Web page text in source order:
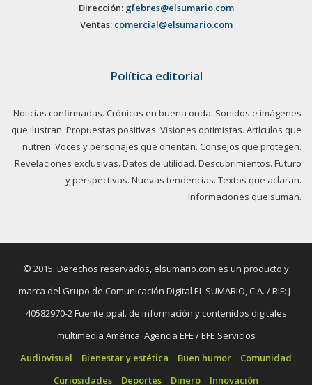
Dirección: gfebres@elsumario.com
Ventas: comercial@elsumario.com
Política editorial
Noticias confirmadas. Crónicas en buena onda. Sonidos e imágenes
que ilustran. Propuestas positivas. Visiones optimistas. Artículos que
nutren. Voces y personajes que orientan. Consejos que protegen.
Revelaciones exclusivas. Datos de utilidad. Descubrimientos. Futuro
y perspectivas. Nuevas tendencias. Textos que aclaran.
Informaciones que suman.
© 2015. Derechos reservados, elsumario.com es un producto y
marca del Grupo de Comunicación Digital EL SUMARIO, C.A. / RIF: J-
40582970-2 Fuente ppal. de información y contenidos digitales
multimedia América: Agencia EFE / EFE Servicios
Audiovisual
Bienestar y estética Buen humor
Comunidad
Curiosidades
Deportes Dinero Innovación